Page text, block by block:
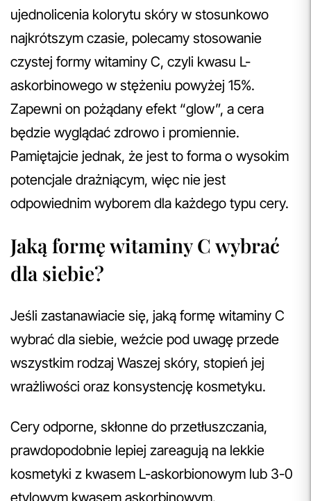
ujednolicenia kolorytu skóry w stosunkowo
najkrótszym czasie, polecamy stosowanie
czystej formy witaminy C, czyli kwasu L-
askorbinowego w stężeniu powyżej 15%.
Zapewni on pożądany efekt “glow”, a cera
będzie wyglądać zdrowo i promiennie.
Pamiętajcie jednak, że jest to forma o wysokim
potencjale drażniącym, więc nie jest
odpowiednim wyborem dla każdego typu cery.
Jaką formę witaminy C wybrać
dla siebie?
Jeśli zastanawiacie się, jaką formę witaminy C
wybrać dla siebie, weźcie pod uwagę przede
wszystkim rodzaj Waszej skóry, stopień jej
wrażliwości oraz konsystencję kosmetyku.
Cery odporne, skłonne do przetłuszczania,
prawdopodobnie lepiej zareagują na lekkie
kosmetyki z kwasem L-askorbionowym lub 3-0
etylowym kwasem askorbinowym.